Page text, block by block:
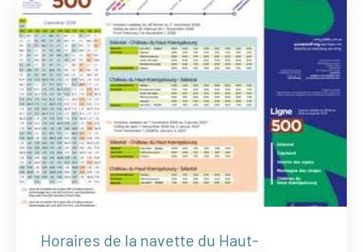
Horaires de la navette du Haut-